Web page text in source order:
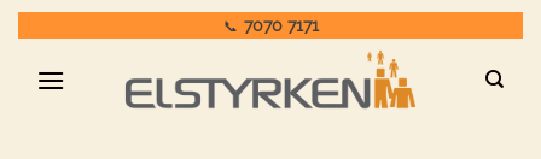
Fortsæt
indhold
📞 7070 7171